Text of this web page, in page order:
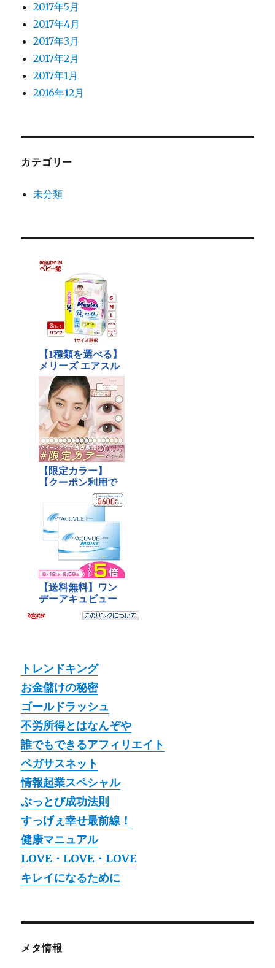
2017年5月
2017年4月
2017年3月
2017年2月
2017年1月
2016年12月
カテゴリー
未分類
トレンドキング
お金儲けの秘密
ゴールドラッシュ
不労所得とはなんぞや
誰でもできるアフィリエイト
ペガサスネット
情報起業スペシャル
ぶっとび成功法則
すっげぇ幸せ最前線！
健康マニュアル
LOVE・LOVE・LOVE
キレイになるために
メタ情報